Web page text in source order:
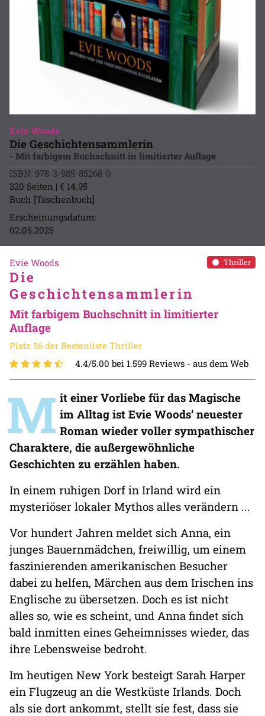
Evie Woods
Die Geschichtensammlerin
- Mit farbigem Buchschnitt in limitierter Auflage
ISBN: 978-3-985-85268-0
320 Seiten | € 14.95
Buch [Taschenbuch]
Erscheinungsdatum:
02.05.2025
Thriller
Evie Woods
Die
Geschichtensammlerin
Mit farbigem Buchschnitt in limitierter
Auflage
Platz 56 der Bestenliste Thriller
4.4/5.00 bei 1.599 Reviews - aus dem Web
M it einer Vorliebe für das Magische
im Alltag ist Evie Woods‘ neuester
Roman wieder voller sympathischer
Charaktere, die außergewöhnliche
Geschichten zu erzählen haben.
In einem ruhigen Dorf in Irland wird ein
mysteriöser lokaler Mythos alles verändern ...
Vor hundert Jahren meldet sich Anna, ein
junges Bauernmädchen, freiwillig, um einem
faszinierenden amerikanischen Besucher
dabei zu helfen, Märchen aus dem Irischen ins
Englische zu übersetzen. Doch es ist nicht
alles so, wie es scheint, und Anna findet sich
bald inmitten eines Geheimnisses wieder, das
ihre Lebensweise bedroht.
Im heutigen New York besteigt Sarah Harper
ein Flugzeug an die Westküste Irlands. Doch
als sie dort ankommt, stellt sie fest, dass sie